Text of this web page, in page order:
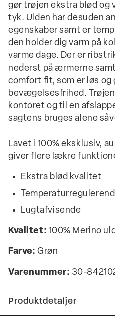
gør trøjen ekstra blød og
tyk. Ulden har desuden
egenskaber samt er
den holder dig varm på
varme dage. Der er
nederst på ærmerne
comfort fit, som er løs og
bevægelsesfrihed.
kontoret og til en
sagtens bruges alene
Lavet i 100% eksklusiv,
giver flere lækre
Ekstra blød kvalitet
Lugtafvisende
Kvalitet: 100% Merino
Farve: Grøn
Varenummer: 30-
Produktdetaljer